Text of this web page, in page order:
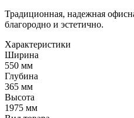
Традиционная, надежная
благородно и эстетично.
Характеристики
Ширина
550 мм
Глубина
365 мм
Высота
1975 мм